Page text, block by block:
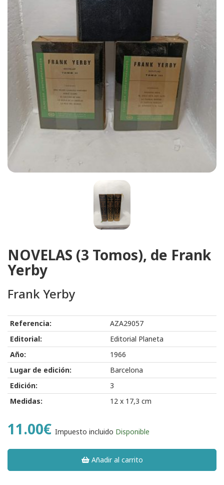
NOVELAS (3 Tomos), de Frank
Yerby
Frank Yerby
Referencia:
AZA29057
Editorial:
Editorial Planeta
Año:
1966
Lugar de edición:
Barcelona
Edición:
3
Medidas:
12 x 17,3 cm
11.00€ Impuesto incluido Disponible
Añadir al carrito